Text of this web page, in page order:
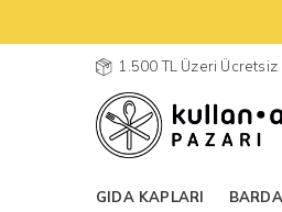
1.500 TL Üzeri Ücretsiz
GIDA KAPLARI